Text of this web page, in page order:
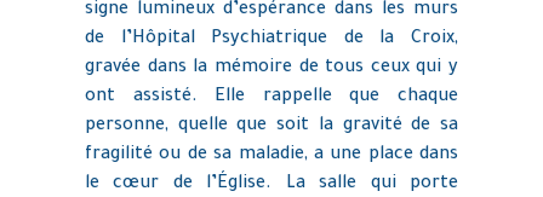
signe lumineux d’espérance dans les murs
de l’Hôpital Psychiatrique de la Croix,
gravée dans la mémoire de tous ceux qui y
ont assisté. Elle rappelle que chaque
personne, quelle que soit la gravité de sa
fragilité ou de sa maladie, a une place dans
le cœur de l’Église. La salle qui porte